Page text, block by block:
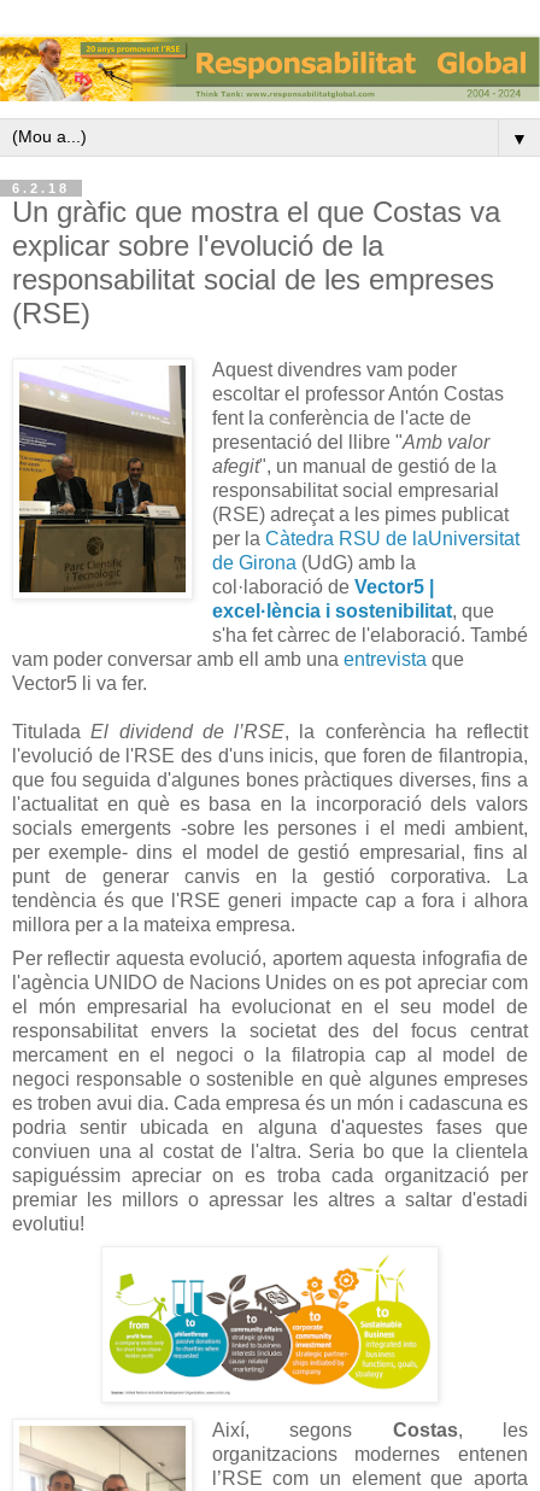
▼
6.2.18
Un gràfic que mostra el que Costas va
explicar sobre l'evolució de la
responsabilitat social de les empreses
(RSE)
Aquest divendres vam poder
escoltar el professor Antón Costas
fent la conferència de l'acte de
presentació del llibre "Amb valor
afegit", un manual de gestió de la
responsabilitat social empresarial
(RSE) adreçat a les pimes publicat
per la Càtedra RSU de laUniversitat
de Girona (UdG) amb la
col·laboració de Vector5 |
excel·lència i sostenibilitat, que
s'ha fet càrrec de l'elaboració. També
vam poder conversar amb ell amb una entrevista que
Vector5 li va fer.
TituladaEl dividend de l’RSE, la conferència ha reflectit
l'evolució de l'RSE des d'uns inicis, que foren de filantropia,
que fou seguida d'algunes bones pràctiques diverses, fins a
l'actualitat en què es basa en la incorporació dels valors
socials emergents -sobre les persones i el medi ambient,
per exemple- dins el model de gestió empresarial, fins al
punt de generar canvis en la gestió corporativa. La
tendència és que l'RSE generi impacte cap a fora i alhora
millora per a la mateixa empresa.
Per reflectir aquesta evolució, aportem aquesta infografia de
l'agència UNIDO de Nacions Unides on es pot apreciar com
el món empresarial ha evolucionat en el seu model de
responsabilitat envers la societat des del focus centrat
mercament en el negoci o la filatropia cap al model de
negoci responsable o sostenible en què algunes empreses
es troben avui dia. Cada empresa és un món i cadascuna es
podria sentir ubicada en alguna d'aquestes fases que
conviuen una al costat de l'altra. Seria bo que la clientela
sapiguéssim apreciar on es troba cada organització per
premiar les millors o apressar les altres a saltar d'estadi
evolutiu!
Així, segons Costas, les
organitzacions modernes entenen
l’RSE com un element que aporta